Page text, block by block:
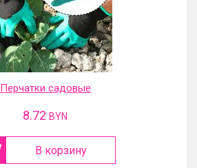
Перчатки садовые
8.72 BYN
В корзину